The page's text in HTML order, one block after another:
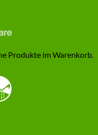
Produkte im Warenkorb.